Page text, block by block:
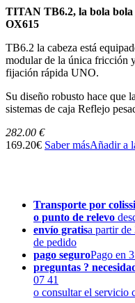
TITAN TB6.2, la bola bola
OX615
TB6.2 la cabeza está
modular de la única fricción
fijación rápida UNO.
Su diseño robusto hace que
sistemas de caja Reflejo
282.00 €
169.20€ Saber másAñadir a
Transporte por
o punto de relevo
envío gratisa partir de
de pedido
pago seguroPago en
preguntas ?
07 41
o consultar el servicio